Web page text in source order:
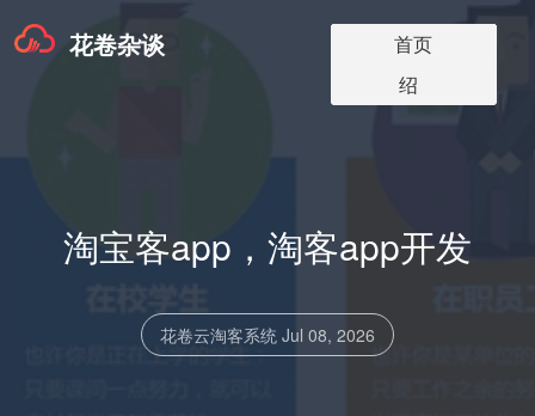
关于我们
淘宝客博客
淘宝客软件更
新
淘宝客app版本
价格
淘宝客app介
绍
首页
花卷杂谈
淘宝客app，淘客app开发
花卷云淘客系统 Jul 08, 2026